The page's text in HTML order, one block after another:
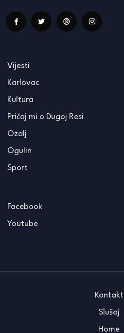
Vijesti
Karlovac
Kultura
Pričaj mi o Dugoj Resi
Ozalj
Ogulin
Sport
Facebook
Youtube
Kontakt
Slušaj
Home